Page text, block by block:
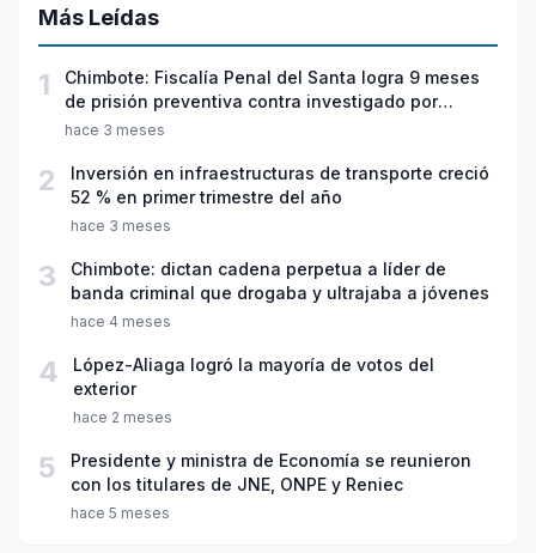
Más Leídas
1
Chimbote: Fiscalía Penal del Santa logra 9 meses
de prisión preventiva contra investigado por
violación sexual y tentativa de feminicidio
hace 3 meses
2
Inversión en infraestructuras de transporte creció
52 % en primer trimestre del año
hace 3 meses
3
Chimbote: dictan cadena perpetua a líder de
banda criminal que drogaba y ultrajaba a jóvenes
hace 4 meses
4
López-Aliaga logró la mayoría de votos del
exterior
hace 2 meses
5
Presidente y ministra de Economía se reunieron
con los titulares de JNE, ONPE y Reniec
hace 5 meses